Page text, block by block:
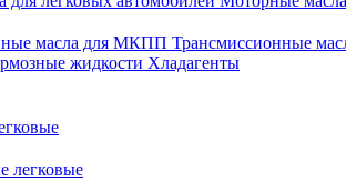
масла для МКПП Трансмиссионные
жидкости Хладагенты
легковые